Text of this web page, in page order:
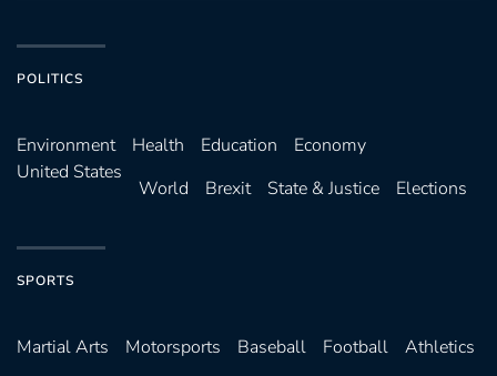
POLITICS
Environ­ment Health Education
Economy
United States
World Brexit State & Justice Elections
SPORTS
Martial Arts Motorsports Baseball Football
Athletics